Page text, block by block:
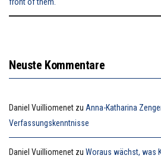
Neuste Kommentare
Daniel Vuilliomenet zu Anna-Katharina
Verfassungskenntnisse
Daniel Vuilliomenet zu Woraus wächst, was